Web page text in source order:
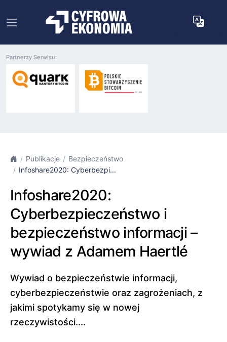
Partnerzy Serwisu:
Publikacje
Bezpieczeństwo
Infoshare2020: Cyberbezpi...
Infoshare2020:
Cyberbezpieczeństwo i
bezpieczeństwo informacji –
wywiad z Adamem Haertlé
Wywiad o bezpieczeństwie informacji,
cyberbezpieczeństwie oraz zagrożeniach, z
jakimi spotykamy się w nowej
rzeczywistości....